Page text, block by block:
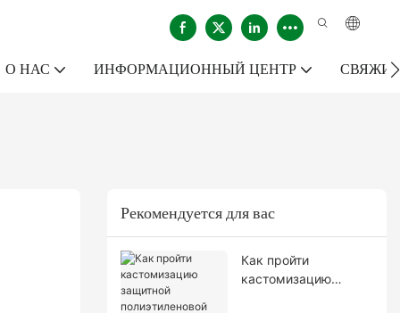
О НАС ИНФОРМАЦИОННЫЙ ЦЕНТР
Рекомендуется для вас
Как пройти
кастомизацию